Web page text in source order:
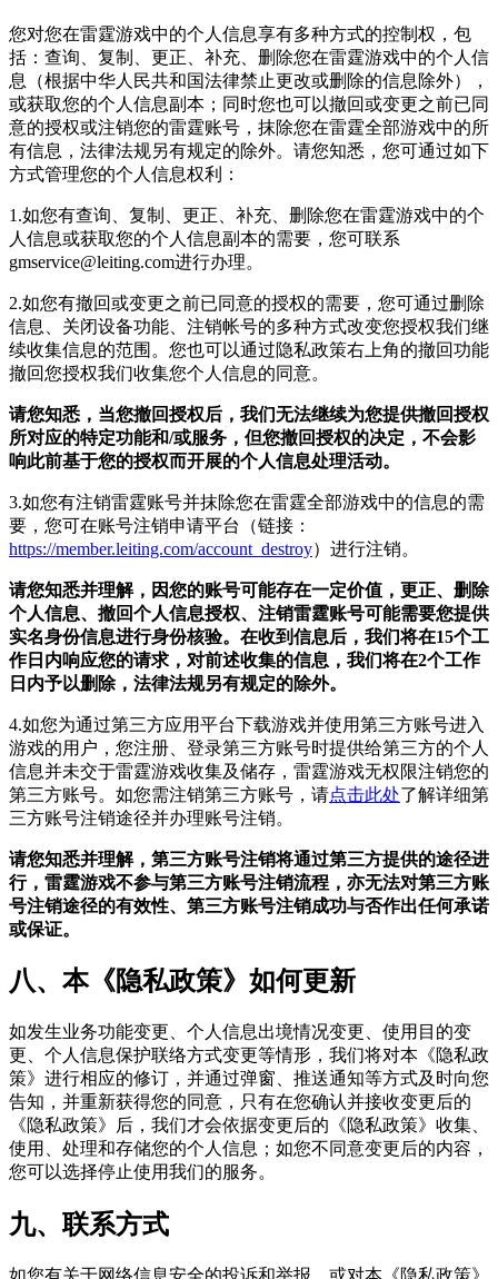
您对您在雷霆游戏中的个人信息享有多种方式的控制权，包
括：查询、复制、更正、补充、删除您在雷霆游戏中的个人信
息（根据中华人民共和国法律禁止更改或删除的信息除外），
或获取您的个人信息副本；同时您也可以撤回或变更之前已同
意的授权或注销您的雷霆账号，抹除您在雷霆全部游戏中的所
有信息，法律法规另有规定的除外。请您知悉，您可通过如下
方式管理您的个人信息权利：
1.如您有查询、复制、更正、补充、删除您在雷霆游戏中的个
人信息或获取您的个人信息副本的需要，您可联系
gmservice@leiting.com进行办理。
2.如您有撤回或变更之前已同意的授权的需要，您可通过删除
信息、关闭设备功能、注销帐号的多种方式改变您授权我们继
续收集信息的范围。您也可以通过隐私政策右上角的撤回功能
撤回您授权我们收集您个人信息的同意。
请您知悉，当您撤回授权后，我们无法继续为您提供撤回授权
所对应的特定功能和/或服务， 但您撤回授权的决定，不会影
响此前基于您的授权而开展的个人信息处理活动。
3.如您有注销雷霆账号并抹除您在雷霆全部游戏中的信息的需
要，您可在账号注销申请平台（链接：
https://member.leiting.com/account_destroy）进行注销。
请您知悉并理解，因您的账号可能存在一定价值，更正、删除
个人信息、撤回个人信息授权、注销雷霆账号可能需要您提供
实名身份信息进行身份核验。在收到信息后，我们将在15个工
作日内响应您的请求，对前述收集的信息，我们将在2个工作
日内予以删除， 法律法规另有规定的除外。
4.如您为通过第三方应用平台下载游戏并使用第三方账号进入
游戏的用户，您注册、登录第三方账号时提供给第三方的个人
信息并未交于雷霆游戏收集及储存，雷霆游戏无权限注销您的
第三方账号。如您需注销第三方账号，请点击此处了解详细第
三方账号注销途径并办理账号注销。
请您知悉并理解，第三方账号注销将通过第三方提供的途径进
行，雷霆游戏不参与第三方账号注销流程，亦无法对第三方账
号注销途径的有效性、第三方账号注销成功与否作出任何承诺
或保证。
八、本《隐私政策》如何更新
如发生业务功能变更、个人信息出境情况变更、使用目的变
更、个人信息保护联络方式变更等情形，我们将对本《隐私政
策》进行相应的修订，并通过弹窗、推送通知等方式及时向您
告知，并重新获得您的同意，只有在您确认并接收变更后的
《隐私政策》后，我们才会依据变更后的《隐私政策》收集、
使用、处理和存储您的个人信息；如您不同意变更后的内容，
您可以选择停止使用我们的服务。
九、联系方式